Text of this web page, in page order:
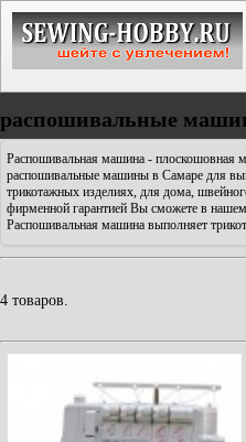
распошивальные
Распошивальная машина - плоскошовная
распошивальные машины в Самаре для
трикотажных изделиях, для дома,
фирменной гарантией Вы сможете в
Распошивальная машина выполняет
4 товаров.